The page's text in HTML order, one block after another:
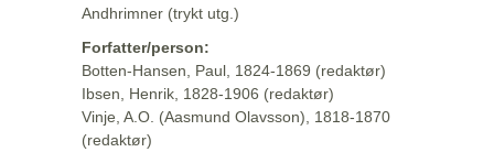
Andhrimner (trykt utg.)
Forfatter/person:
Botten-Hansen, Paul, 1824-1869 (redaktør)
Ibsen, Henrik, 1828-1906 (redaktør)
Vinje, A.O. (Aasmund Olavsson), 1818-1870
(redaktør)